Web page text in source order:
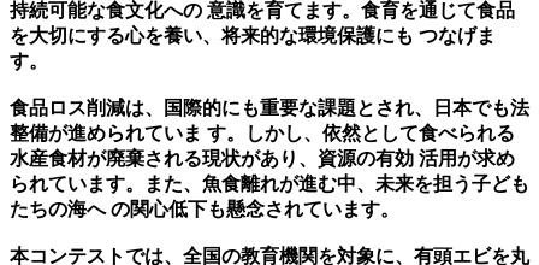
持続可能な食文化への 意識を育てます。食育を通じて食品
を大切にする心を養い、将来的な環境保護にも つなげま
す。
食品ロス削減は、国際的にも重要な課題とされ、日本でも法
整備が進められていま す。しかし、依然として食べられる
水産食材が廃棄される現状があり、資源の有効 活用が求め
られています。また、魚食離れが進む中、未来を担う子ども
たちの海へ の関心低下も懸念されています。
本コンテストでは、全国の教育機関を対象に、有頭エビを丸